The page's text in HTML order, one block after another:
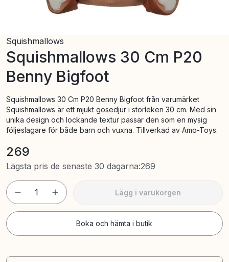
Squishmallows
Squishmallows 30 Cm P20
Benny Bigfoot
Squishmallows 30 Cm P20 Benny Bigfoot från varumärket
Squishmallows är ett mjukt gosedjur i storleken 30 cm. Med sin
unika design och lockande textur passar den som en mysig
följeslagare för både barn och vuxna. Tillverkad av Amo-Toys.
269
Lägsta pris de senaste 30 dagarna:269
1 Lägg i varukorgen
Boka och hämta i butik